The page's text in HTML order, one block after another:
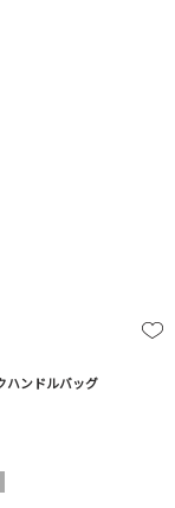
ハンドルバッグ